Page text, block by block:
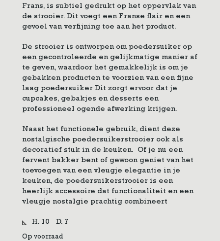
Frans, is subtiel gedrukt op het oppervlak van
de strooier. Dit voegt een Franse flair en een
gevoel van verfijning toe aan het product.
De strooier is ontworpen om poedersuiker op
een gecontroleerde en gelijkmatige manier af
te geven, waardoor het gemakkelijk is om je
gebakken producten te voorzien van een fijne
laag poedersuiker Dit zorgt ervoor dat je
cupcakes, gebakjes en desserts een
professioneel ogende afwerking krijgen.
Naast het functionele gebruik, dient deze
nostalgische poedersuikerstrooier ook als
decoratief stuk in de keuken. Of je nu een
fervent bakker bent of gewoon geniet van het
toevoegen van een vleugje elegantie in je
keuken, de poedersuikerstrooier is een
heerlijk accessoire dat functionaliteit en een
vleugje nostalgie prachtig combineert
H. 10 D. 7
Op voorraad